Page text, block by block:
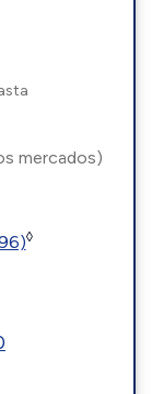
mercados)
◊